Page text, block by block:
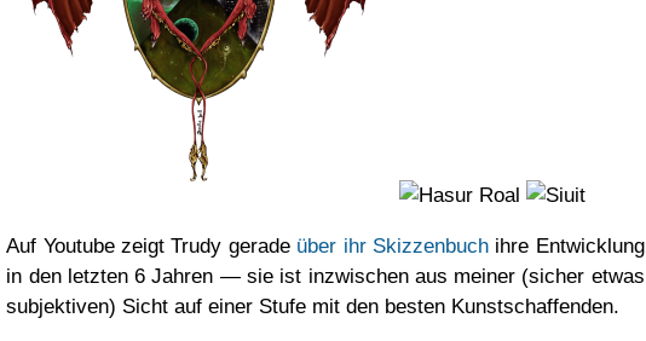
Auf Youtube zeigt Trudy gerade über ihr Skizzenbuchihre Entwicklung
in den letzten 6 Jahren — sie ist inzwischen aus meiner (sicher etwas
subjektiven) Sicht auf einer Stufe mit den besten Kunstschaffenden.